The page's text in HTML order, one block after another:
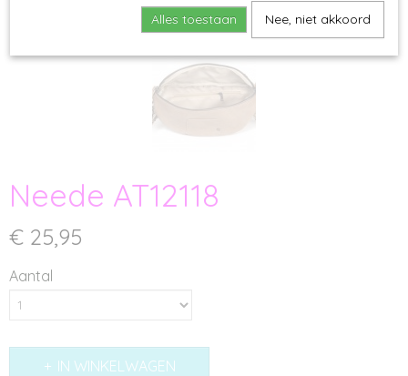
Neede AT12118
€ 25,95
Aantal
IN WINKELWAGEN
Alles toestaan Nee, niet akkoord